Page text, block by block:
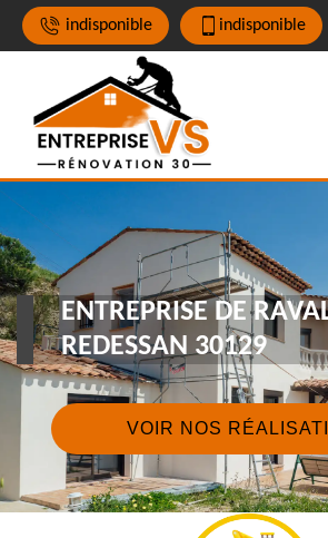
indisponible indisponible
ENTREPRISE DE
REDESSAN 30129
VOIR NOS